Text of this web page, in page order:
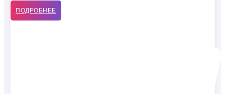
ПОДРОБНЕЕ